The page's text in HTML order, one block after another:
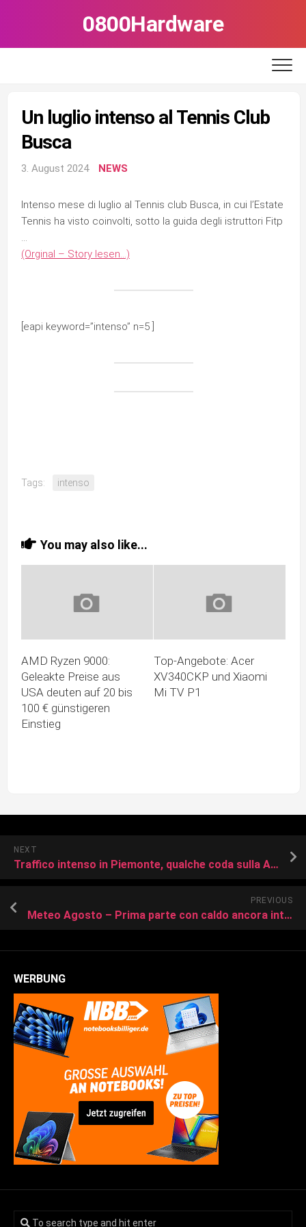
0800Hardware
Un luglio intenso al Tennis Club
Busca
3. August 2024 NEWS
Intenso mese di luglio al Tennis club Busca, in cui l’Estate
Tennis ha visto coinvolti, sotto la guida degli istruttori Fitp
…
(Orginal – Story lesen…)
[eapi keyword=”intenso” n=5 ]
Tags: intenso
You may also like...
AMD Ryzen 9000:
Geleakte Preise aus
USA deuten auf 20 bis
100 € günstigeren
Einstieg
Top-Angebote: Acer
XV340CKP und Xiaomi
Mi TV P1
NEXT
Traffico intenso in Piemonte, qualche coda sulla A32
PREVIOUS
Meteo Agosto – Prima parte con caldo ancora intenso, poi l’Estate termina con maggiore instabilità?
WERBUNG